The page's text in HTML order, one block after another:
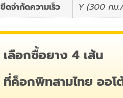
ขีดจำกัดความเร็ว
Y (300 กม
เลือกซื้อยาง 4 เส้น
ที่ค็อกพิทสามไทย ออโ